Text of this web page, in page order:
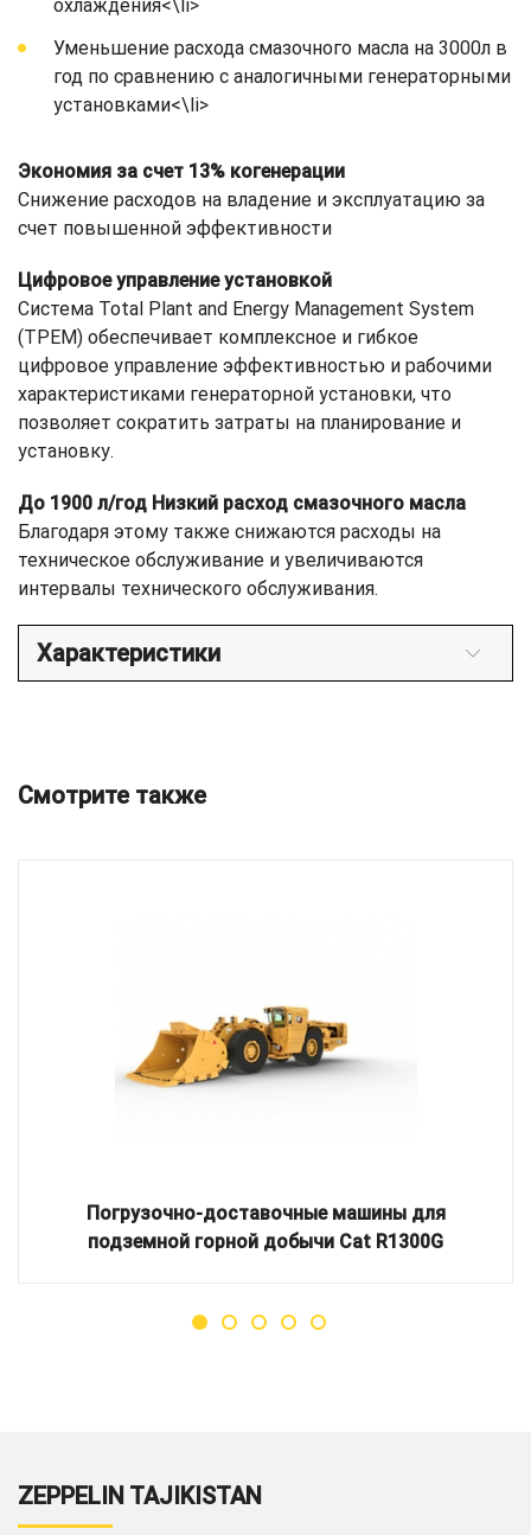
охлаждения<\li>
Уменьшение расхода смазочного масла на 3000л в
год по сравнению с аналогичными генераторными
установками<\li>
Экономия за счет 13% когенерации
Снижение расходов на владение и эксплуатацию за
счет повышенной эффективности
Цифровое управление установкой
Система Total Plant and Energy Management System
(TPEM) обеспечивает комплексное и гибкое
цифровое управление эффективностью и рабочими
характеристиками генераторной установки, что
позволяет сократить затраты на планирование и
установку.
До 1900 л/год Низкий расход смазочного масла
Благодаря этому также снижаются расходы на
техническое обслуживание и увеличиваются
интервалы технического обслуживания.
Характеристики
Смотрите также
Погрузочно-доставочные машины для
подземной горной добычи Cat R1300G
ZEPPELIN TAJIKISTAN